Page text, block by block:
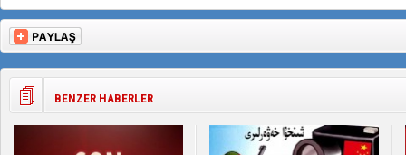
BENZER HABERLER